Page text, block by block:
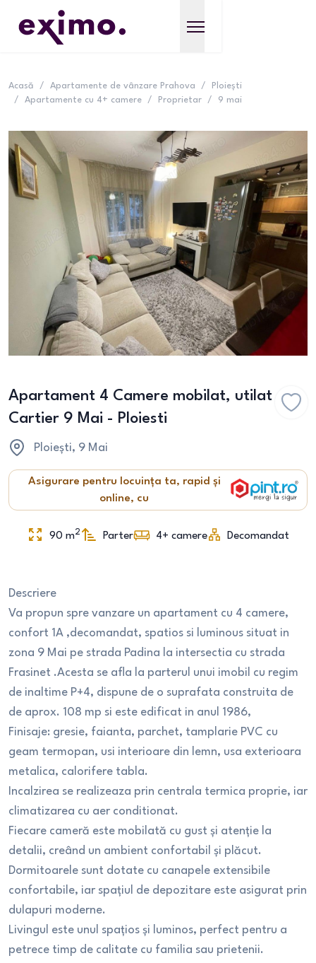
Acasă / Apartamente de vânzare Prahova /
Ploiești
/
Apartamente cu 4+ camere / Proprietar / 9 mai
Apartament 4 Camere mobilat, utilat
Cartier 9 Mai - Ploiesti
Ploiești, 9 Mai
Asigurare pentru locuința ta, rapid și
online, cu
90 m2 Parter 4+ camere Decomandat
Descriere
Va propun spre vanzare un apartament cu 4 camere,
confort 1A ,decomandat, spatios si luminous situat in
zona 9 Mai pe strada Padina la intersectia cu strada
Frasinet .Acesta se afla la parterul unui imobil cu regim
de inaltime P+4, dispune de o suprafata construita de
de aprox. 108 mp si este edificat in anul 1986,
Finisaje: gresie, faianta, parchet, tamplarie PVC cu
geam termopan, usi interioare din lemn, usa exterioara
metalica, calorifere tabla.
Incalzirea se realizeaza prin centrala termica proprie, iar
climatizarea cu aer conditionat.
Fiecare cameră este mobilată cu gust și atenție la
detalii, creând un ambient confortabil și plăcut.
Dormitoarele sunt dotate cu canapele extensibile
confortabile, iar spațiul de depozitare este asigurat prin
dulapuri moderne.
Livingul este unul spațios și luminos, perfect pentru a
petrece timp de calitate cu familia sau prietenii.